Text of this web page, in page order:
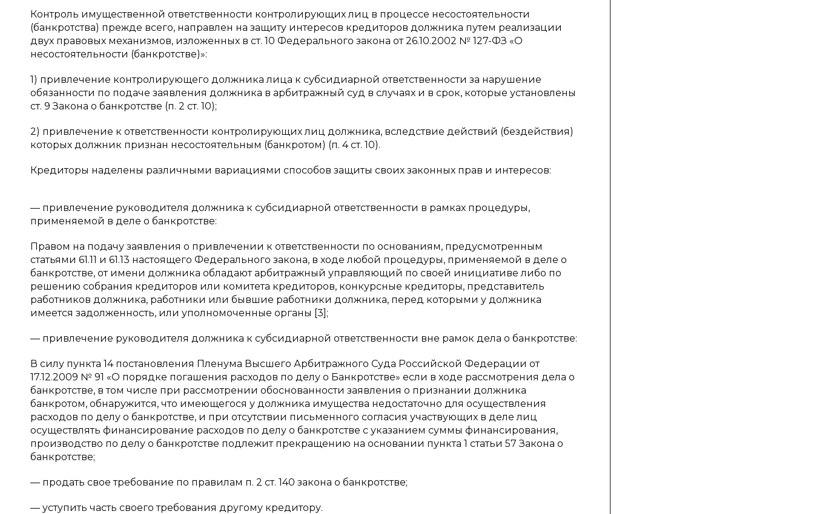
Контроль имущественной ответственности контролирующих лиц в процессе несостоятельности
(банкротства) прежде всего, направлен на защиту интересов кредиторов должника путем реализации
двух правовых механизмов, изложенных в ст. 10 Федерального закона от 26.10.2002 № 127-ФЗ «О
несостоятельности (банкротстве)»:
1) привлечение контролирующего должника лица к субсидиарной ответственности за нарушение
обязанности по подаче заявления должника в арбитражный суд в случаях и в срок, которые установлены
ст. 9 Закона о банкротстве (п. 2 ст. 10);
2) привлечение к ответственности контролирующих лиц должника, вследствие действий (бездействия)
которых должник признан несостоятельным (банкротом) (п. 4 ст. 10).
Кредиторы наделены различными вариациями способов защиты своих законных прав и интересов:
— привлечение руководителя должника к субсидиарной ответственности в рамках процедуры,
применяемой в деле о банкротстве:
Правом на подачу заявления о привлечении к ответственности по основаниям, предусмотренным
статьями 61.11 и 61.13 настоящего Федерального закона, в ходе любой процедуры, применяемой в деле о
банкротстве, от имени должника обладают арбитражный управляющий по своей инициативе либо по
решению собрания кредиторов или комитета кредиторов, конкурсные кредиторы, представитель
работников должника, работники или бывшие работники должника, перед которыми у должника
имеется задолженность, или уполномоченные органы [3];
— привлечение руководителя должника к субсидиарной ответственности вне рамок дела о банкротстве:
В силу пункта 14 постановления Пленума Высшего Арбитражного Суда Российской Федерации от
17.12.2009 № 91 «О порядке погашения расходов по делу о Банкротстве» если в ходе рассмотрения дела о
банкротстве, в том числе при рассмотрении обоснованности заявления о признании должника
банкротом, обнаружится, что имеющегося у должника имущества недостаточно для осуществления
расходов по делу о банкротстве, и при отсутствии письменного согласия участвующих в деле лиц
осуществлять финансирование расходов по делу о банкротстве с указанием суммы финансирования,
производство по делу о банкротстве подлежит прекращению на основании пункта 1 статьи 57 Закона о
банкротстве;
— продать свое требование по правилам п. 2 ст. 140 закона о банкротстве;
— уступить часть своего требования другому кредитору.